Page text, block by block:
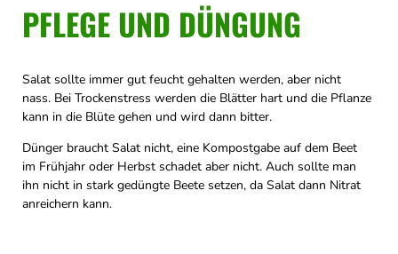
PFLEGE UND DÜNGUNG
Salat sollte immer gut feucht gehalten werden, aber nicht
nass. Bei Trockenstress werden die Blätter hart und die Pflanze
kann in die Blüte gehen und wird dann bitter.
Dünger braucht Salat nicht, eine Kompostgabe auf dem Beet
im Frühjahr oder Herbst schadet aber nicht. Auch sollte man
ihn nicht in stark gedüngte Beete setzen, da Salat dann Nitrat
anreichern kann.